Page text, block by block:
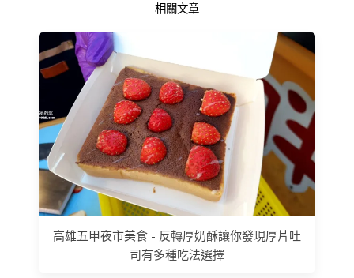
相關文章
高雄五甲夜市美食 - 反轉厚奶酥讓你發現厚片吐
司有多種吃法選擇